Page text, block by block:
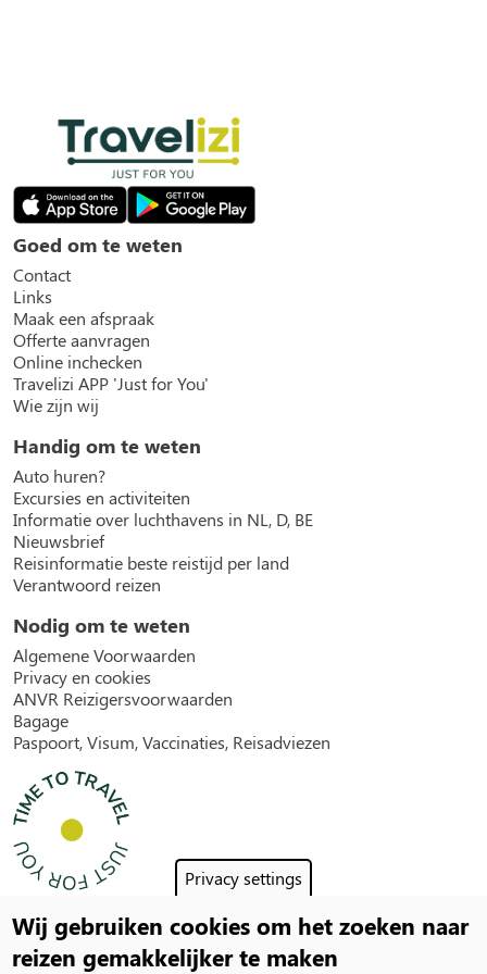
Privacy settings
Wij gebruiken cookies om het zoeken naar
reizen gemakkelijker te maken
Goed om te weten
Contact
Links
Maak een afspraak
Offerte aanvragen
Online inchecken
Travelizi APP 'Just for You'
Wie zijn wij
Handig om te weten
Auto huren?
Excursies en activiteiten
Informatie over luchthavens in NL, D, BE
Nieuwsbrief
Reisinformatie beste reistijd per land
Verantwoord reizen
Nodig om te weten
Algemene Voorwaarden
Privacy en cookies
ANVR Reizigersvoorwaarden
Bagage
Paspoort, Visum, Vaccinaties, Reisadviezen
Social